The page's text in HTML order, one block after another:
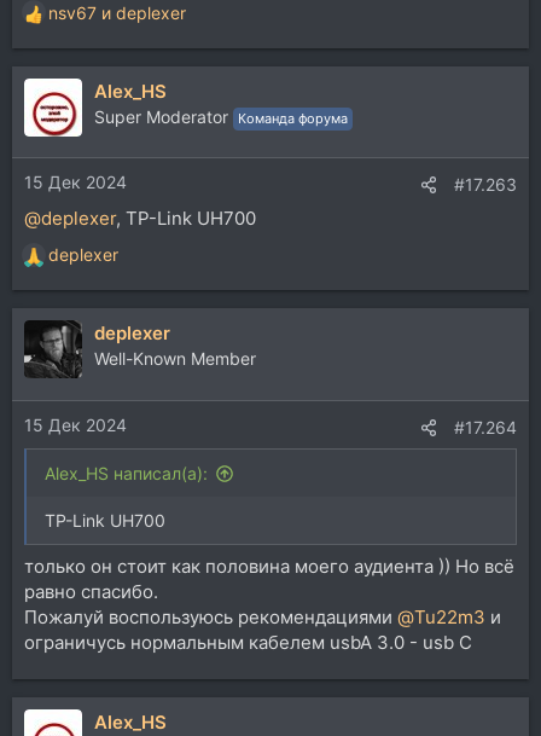
Р
е
а
ц
и
и
:
nsv67 и deplexer
Alex_HS
Super Moderator Команда форума
15 Дек 2024 #17.263
@deplexer, TP-Link UH700
Р
е
а
ц
и
и
:
deplexer
deplexer
Well-Known Member
15 Дек 2024 #17.264
Alex_HS написал(а):
TP-Link UH700
только он стоит как половина моего аудиента )) Но всё
равно спасибо.
Пожалуй воспользуюсь рекомендациями @Tu22m3 и
ограничусь нормальным кабелем usbA 3.0 - usb C
Alex_HS